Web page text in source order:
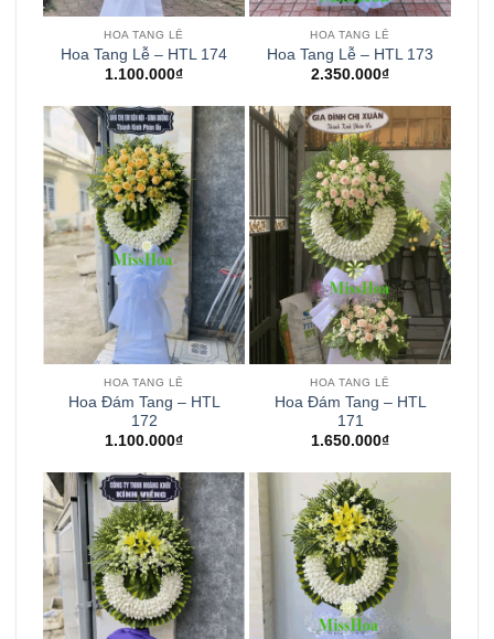
HOA TANG LỄ
Hoa Tang Lễ – HTL 174
1.100.000₫
HOA TANG LỄ
Hoa Tang Lễ – HTL 173
2.350.000₫
HOA TANG LỄ
Hoa Đám Tang – HTL
172
1.100.000₫
HOA TANG LỄ
Hoa Đám Tang – HTL
171
1.650.000₫